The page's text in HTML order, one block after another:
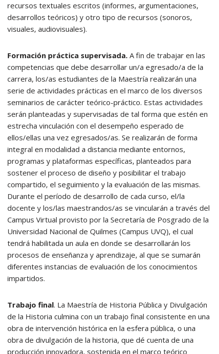
recursos textuales escritos (informes, argumentaciones,
desarrollos teóricos) y otro tipo de recursos (sonoros,
visuales, audiovisuales).
Formación práctica supervisada. A fin de trabajar en las
competencias que debe desarrollar un/a egresado/a de la
carrera, los/as estudiantes de la Maestría realizarán una
serie de actividades prácticas en el marco de los diversos
seminarios de carácter teórico-práctico. Estas actividades
serán planteadas y supervisadas de tal forma que estén en
estrecha vinculación con el desempeño esperado de
ellos/ellas una vez egresados/as. Se realizarán de forma
integral en modalidad a distancia mediante entornos,
programas y plataformas específicas, planteados para
sostener el proceso de diseño y posibilitar el trabajo
compartido, el seguimiento y la evaluación de las mismas.
Durante el período de desarrollo de cada curso, el/la
docente y los/las maestrandos/as se vincularán a través del
Campus Virtual provisto por la Secretaría de Posgrado de la
Universidad Nacional de Quilmes (Campus UVQ), el cual
tendrá habilitada un aula en donde se desarrollarán los
procesos de enseñanza y aprendizaje, al que se sumarán
diferentes instancias de evaluación de los conocimientos
impartidos.
Trabajo final. La Maestría de Historia Pública y Divulgación
de la Historia culmina con un trabajo final consistente en una
obra de intervención histórica en la esfera pública, o una
obra de divulgación de la historia, que dé cuenta de una
producción innovadora, sostenida en el marco teórico